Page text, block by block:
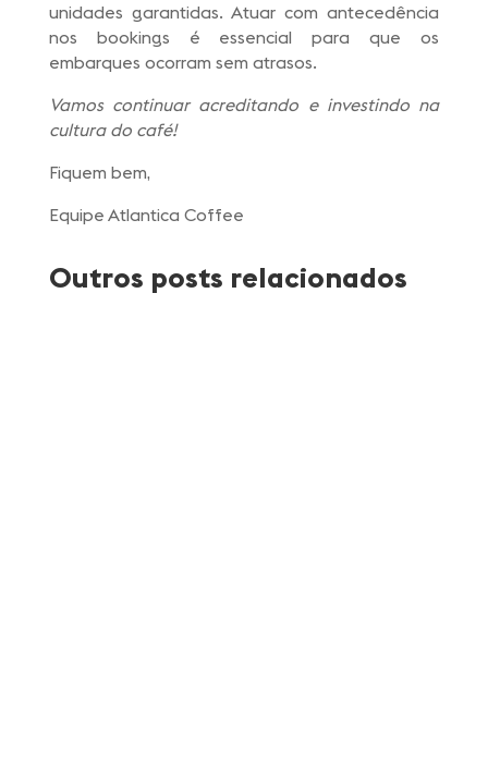
unidades garantidas. Atuar com antecedência
nos bookings é essencial para que os
embarques ocorram sem atrasos.
Vamos continuar acreditando e investindo na
cultura do café!
Fiquem bem,
Equipe Atlantica Coffee
Outros posts relacionados